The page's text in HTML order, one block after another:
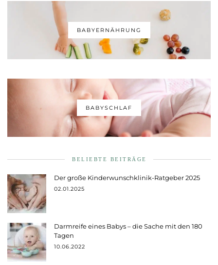
BABYERNÄHRUNG
BABYSCHLAF
BELIEBTE BEITRÄGE
Der große Kinderwunschklinik-Ratgeber 2025
02.01.2025
Darmreife eines Babys – die Sache mit den 180
Tagen
10.06.2022